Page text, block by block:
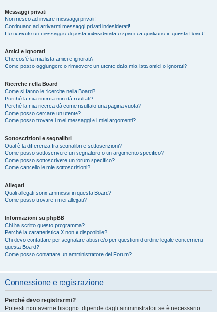
Messaggi privati
Non riesco ad inviare messaggi privati!
Continuano ad arrivarmi messaggi privati indesiderati!
Ho ricevuto un messaggio di posta indesiderata o spam da qualcuno in questa Board!
Amici e ignorati
Che cos’è la mia lista amici e ignorati?
Come posso aggiungere o rimuovere un utente dalla mia lista amici o ignorati?
Ricerche nella Board
Come si fanno le ricerche nella Board?
Perché la mia ricerca non dà risultati?
Perché la mia ricerca dà come risultato una pagina vuota?
Come posso cercare un utente?
Come posso trovare i miei messaggi e i miei argomenti?
Sottoscrizioni e segnalibri
Qual è la differenza fra segnalibri e sottoscrizioni?
Come posso sottoscrivere un segnalibro o un argomento specifico?
Come posso sottoscrivere un forum specifico?
Come cancello le mie sottoscrizioni?
Allegati
Quali allegati sono ammessi in questa Board?
Come posso trovare i miei allegati?
Informazioni su phpBB
Chi ha scritto questo programma?
Perché la caratteristica X non è disponibile?
Chi devo contattare per segnalare abusi e/o per questioni d’ordine legale concernenti
questa Board?
Come posso contattare un amministratore del Forum?
Connessione e registrazione
Perché devo registrarmi?
Potresti non averne bisogno: dipende dagli amministratori se è necessario